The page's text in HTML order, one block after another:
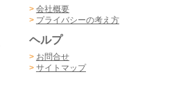
> 会社概要
> プライバシーの考え方
ヘルプ
> お問合せ
> サイトマップ